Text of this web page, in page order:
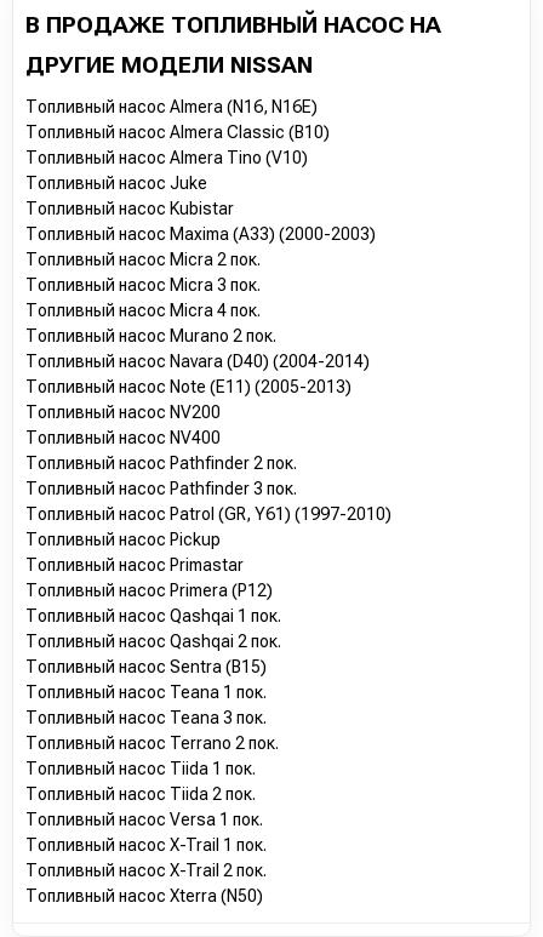
В ПРОДАЖЕ ТОПЛИВНЫЙ НАСОС НА
ДРУГИЕ МОДЕЛИ NISSAN
Топливный насос Almera (N16, N16E)
Топливный насос Almera Classic (B10)
Топливный насос Almera Tino (V10)
Топливный насос Juke
Топливный насос Kubistar
Топливный насос Maxima (A33) (2000-2003)
Топливный насос Micra 2 пок.
Топливный насос Micra 3 пок.
Топливный насос Micra 4 пок.
Топливный насос Murano 2 пок.
Топливный насос Navara (D40) (2004-2014)
Топливный насос Note (E11) (2005-2013)
Топливный насос NV200
Топливный насос NV400
Топливный насос Pathfinder 2 пок.
Топливный насос Pathfinder 3 пок.
Топливный насос Patrol (GR, Y61) (1997-2010)
Топливный насос Pickup
Топливный насос Primastar
Топливный насос Primera (P12)
Топливный насос Qashqai 1 пок.
Топливный насос Qashqai 2 пок.
Топливный насос Sentra (B15)
Топливный насос Teana 1 пок.
Топливный насос Teana 3 пок.
Топливный насос Terrano 2 пок.
Топливный насос Tiida 1 пок.
Топливный насос Tiida 2 пок.
Топливный насос Versa 1 пок.
Топливный насос X-Trail 1 пок.
Топливный насос X-Trail 2 пок.
Топливный насос Xterra (N50)